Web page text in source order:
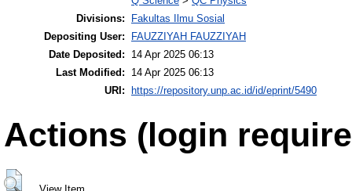
Divisions:
Fakultas Ilmu Sosial
Depositing User:
FAUZZIYAH FAUZZIYAH
Date Deposited:
14 Apr 2025 06:13
Last Modified:
14 Apr 2025 06:13
URI:
https://repository.unp.ac.id/id/eprint/5490
Actions (login